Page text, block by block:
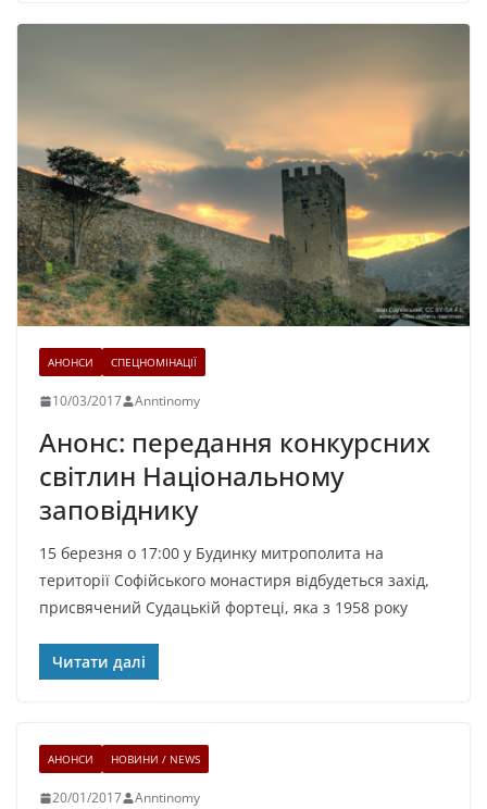
АНОНСИ СПЕЦНОМІНАЦІЇ
10/03/2017 Anntinomy
Анонс: передання конкурсних
світлин Національному
заповіднику
15 березня о 17:00 у Будинку митрополита на
території Софійського монастиря відбудеться захід,
присвячений Судацькій фортеці, яка з 1958 року
Читати далі
АНОНСИ НОВИНИ / NEWS
20/01/2017 Anntinomy